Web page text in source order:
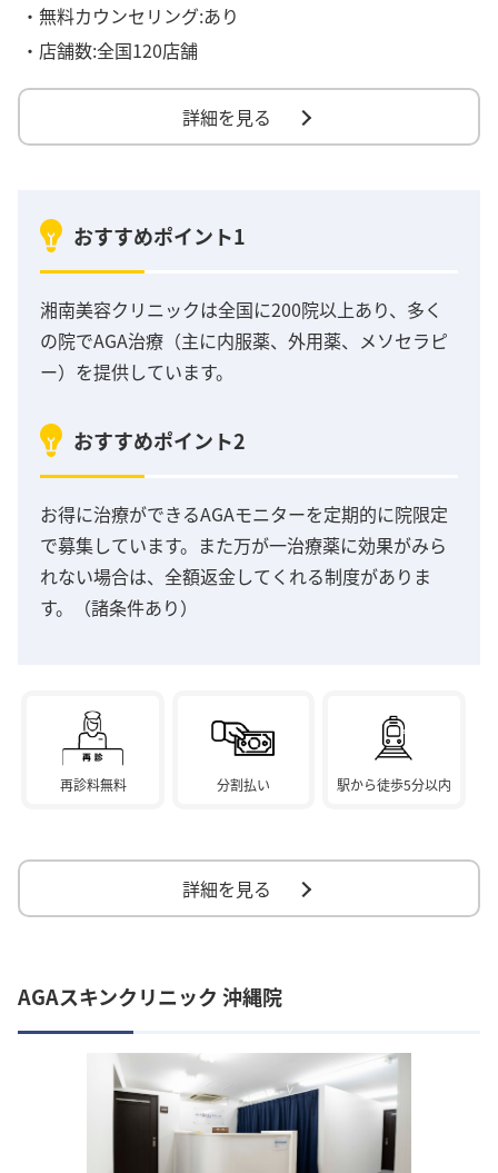
・無料カウンセリング:あり
・店舗数:全国120店舗
詳細を見る
おすすめポイント1
湘南美容クリニックは全国に200院以上あり、多く
の院でAGA治療（主に内服薬、外用薬、メソセラピ
ー）を提供しています。
おすすめポイント2
お得に治療ができるAGAモニターを定期的に院限定
で募集しています。また万が一治療薬に効果がみら
れない場合は、全額返金してくれる制度がありま
す。（諸条件あり）
再診料無料 分割払い 駅から徒歩5分以内
詳細を見る
AGAスキンクリニック 沖縄院